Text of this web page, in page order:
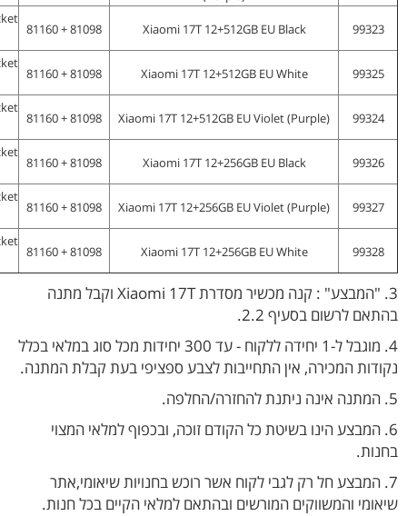
99323
Xiaomi 17T 12+512GB EU Black
81098 + 81160
99325
Xiaomi 17T 12+512GB EU White
81098 + 81160
99324
Xiaomi 17T 12+512GB EU Violet (Purple)
81098 + 81160
99326
Xiaomi 17T 12+256GB EU Black
81098 + 81160
99327
Xiaomi 17T 12+256GB EU Violet (Purple)
81098 + 81160
99328
Xiaomi 17T 12+256GB EU White
81098 + 81160
3. "המבצע" : קנה מכשיר מסדרת Xiaomi 17T וקבל מתנה
בהתאם לרשום בסעיף 2.2.
4. מוגבל ל-1 יחידה ללקוח - עד 300 יחידות מכל סוג במלאי בכלל
נקודות המכירה, אין התחייבות לצבע ספציפי בעת קבלת המתנה.
5. המתנה אינה ניתנת להחזרה/החלפה.
6. המבצע הינו בשיטת כל הקודם זוכה, ובכפוף למלאי המצוי
בחנות.
7. המבצע חל רק לגבי לקוח אשר רוכש בחנויות שיאומי,אתר
שיאומי והמשווקים המורשים ובהתאם למלאי הקיים בכל חנות.